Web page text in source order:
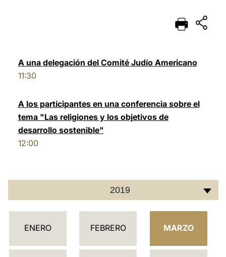
POLSKI
中文
A una delegación del Comité Judío Americano
11:30
A los participantes en una conferencia sobre el
tema "Las religiones y los objetivos de
desarrollo sostenible"
12:00
2019
C
L
ENERO FEBRERO MARZO